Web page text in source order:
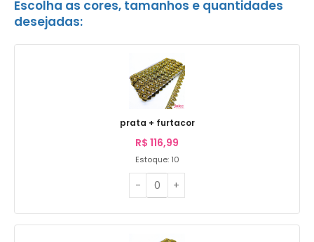
Escolha as cores, tamanhos e quantidades
desejadas:
prata + furtacor
R$ 116,99
Estoque: 10